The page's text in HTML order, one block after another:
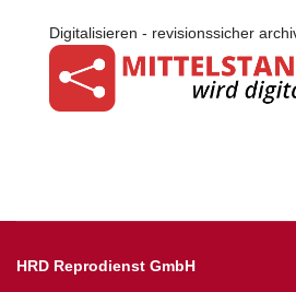
Digitalisieren - revisionssicher
HRD Reprodienst GmbH